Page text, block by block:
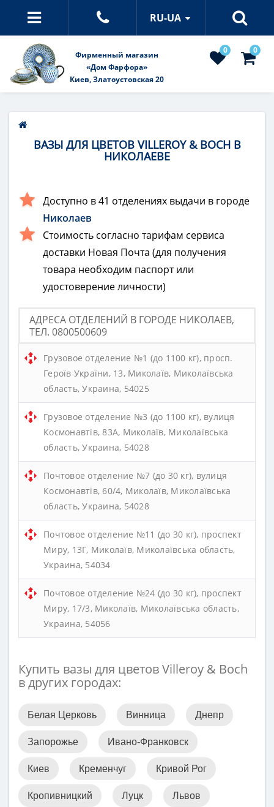
RU-UA
Фирменный магазин
«Дом Фарфора»
Киев, Златоустовская 20
0 0
ВАЗЫ ДЛЯ ЦВЕТОВ VILLEROY & BOCH В
НИКОЛАЕВЕ
Доступно в 41 отделениях выдачи в городе
Николаев
Стоимость согласно тарифам сервиса
доставки Новая Почта (для получения
товара необходим паспорт или
удостоверение личности)
АДРЕСА ОТДЕЛЕНИЙ В ГОРОДЕ НИКОЛАЕВ,
ТЕЛ. 0800500609
Грузовое отделение №1 (до 1100 кг), просп.
Героїв України, 13, Миколаїв, Миколаївська
область, Украина, 54025
Грузовое отделение №3 (до 1100 кг), вулиця
Космонавтів, 83А, Миколаїв, Миколаївська
область, Украина, 54028
Почтовое отделение №7 (до 30 кг), вулиця
Космонавтів, 60/4, Миколаїв, Миколаївська
область, Украина, 54028
Почтовое отделение №11 (до 30 кг), проспект
Миру, 13Г, Миколаїв, Миколаївська область,
Украина, 54034
Почтовое отделение №24 (до 30 кг), проспект
Миру, 17/3, Миколаїв, Миколаївська область,
Украина, 54056
Купить вазы для цветов Villeroy & Boch
в других городах:
Белая Церковь Винница Днепр
Запорожье Ивано-Франковск
Киев Кременчуг Кривой Рог
Кропивницкий Луцк Львов